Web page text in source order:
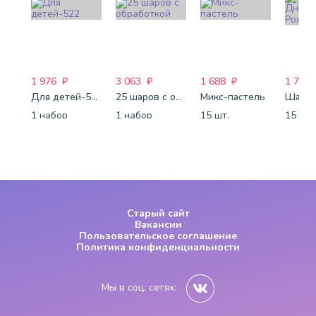
1 976 ₽
Для детей-522
1 набор
3 063 ₽
25 шаров с обработкой
1 набор
1 688 ₽
Микс-пастель
15 шт.
1 772
15 шт.
Старый сайт
Вакансии
Пользовательское соглашение
Политика конфиденциальности
Мы в соц. сетях: